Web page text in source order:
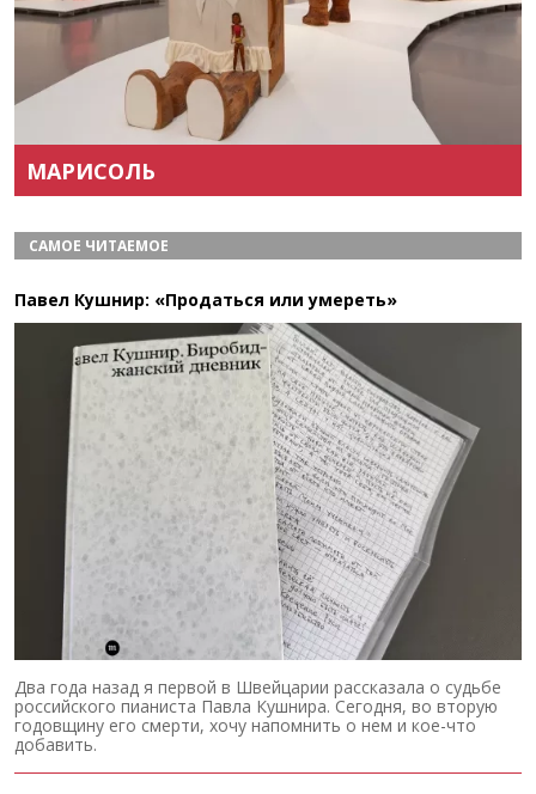
МАРИСОЛЬ
САМОЕ ЧИТАЕМОЕ
Павел Кушнир: «Продаться или умереть»
Два года назад я первой в Швейцарии рассказала о судьбе
российского пианиста Павла Кушнира. Сегодня, во вторую
годовщину его смерти, хочу напомнить о нем и кое-что
добавить.